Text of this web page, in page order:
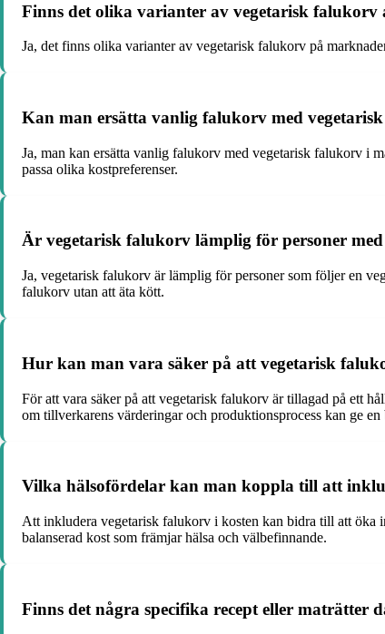
Finns det olika varianter av vegetarisk falukorv
Ja, det finns olika varianter av vegetarisk falukorv på
Kan man ersätta vanlig falukorv med
Ja, man kan ersätta vanlig falukorv med vegetarisk falukorv i
passa olika kostpreferenser.
Är vegetarisk falukorv lämplig för personer
Ja, vegetarisk falukorv är lämplig för personer som följer en
falukorv utan att äta kött.
Hur kan man vara säker på att vegetarisk
För att vara säker på att vegetarisk falukorv är tillagad på ett
om tillverkarens värderingar och produktionsprocess kan ge
Vilka hälsofördelar kan man koppla till att
Att inkludera vegetarisk falukorv i kosten kan bidra till att öka
balanserad kost som främjar hälsa och välbefinnande.
Finns det några specifika recept eller maträtter